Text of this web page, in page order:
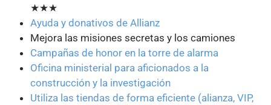
★★★
Ayuda y donativos de Allianz
Mejora las misiones secretas y los camiones
Campañas de honor en la torre de alarma
Oficina ministerial para aficionados a la
construcción y la investigación
Utiliza las tiendas de forma eficiente (alianza, VIP,